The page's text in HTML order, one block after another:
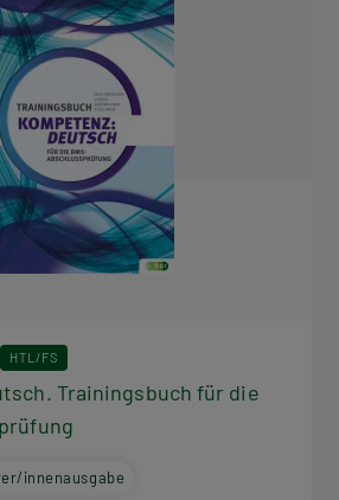
HTL/FS
Trainingsbuch für die
innenausgabe